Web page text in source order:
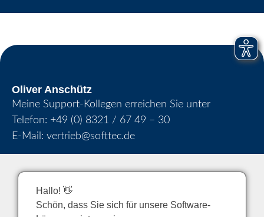
Oliver Anschütz
Meine Support-Kollegen erreichen Sie unter
Telefon: +49 (0) 8321 / 67 49 – 30
E-Mail: vertrieb@softtec.de
Hallo! 👋
Schön, dass Sie sich für unsere Software-